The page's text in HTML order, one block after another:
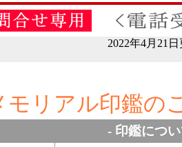
2022年4月21
リアル印鑑の
- 印鑑につ